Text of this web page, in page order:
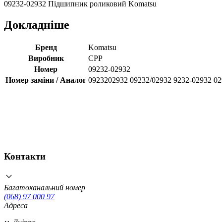
09232-02932 Підшипник роликовий Komatsu
Докладніше
Бренд
Komatsu
Виробник
CPP
Номер
09232-02932
Номер заміни / Аналог 0923202932 09232/02932 9232-02932
Контакти
Багатоканальний номер
(068) 97 000 97
Адреса